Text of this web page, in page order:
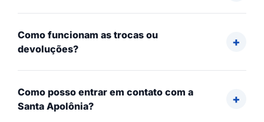
Como funcionam as trocas ou
devoluções?
Como posso entrar em contato com a
Santa Apolônia?